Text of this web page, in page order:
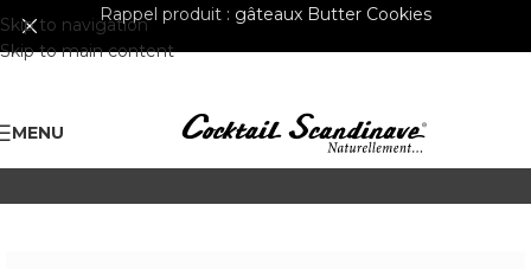
Skip to navigation
Skip to main content
Rappel produit : gâteaux Butter Cookies
MENU